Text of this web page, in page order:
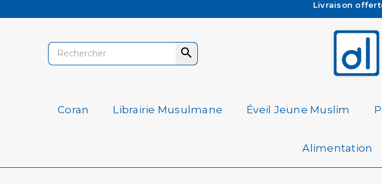
Les Commandes
Besoin
Livraison

Coran Librairie Musulmane Éveil Jeune Muslim
Alimentation